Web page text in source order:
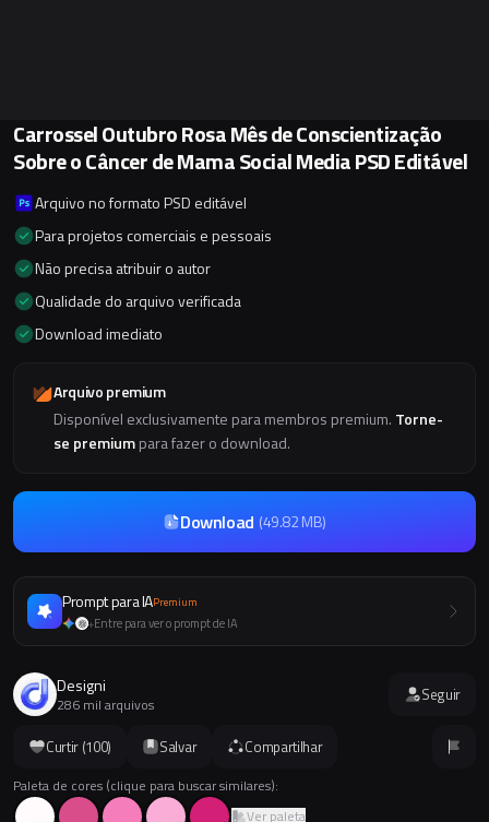
Curtir (100) Salvar Compartilhar
Paleta de cores (clique para buscar similares):
Ver paleta
Carrossel Outubro Rosa Mês de Conscientização
Sobre o Câncer de Mama Social Media PSD Editável
Arquivo no formato PSD editável
Para projetos comerciais e pessoais
Não precisa atribuir o autor
Qualidade do arquivo verificada
Download imediato
Arquivo premium
Disponível exclusivamente para membros premium. Torne-
se premiumpara fazer o download.
Download (49.82 MB)
Prompt para IAPremium
+Entre para ver o prompt de IA
Designi
286 mil arquivos Seguir